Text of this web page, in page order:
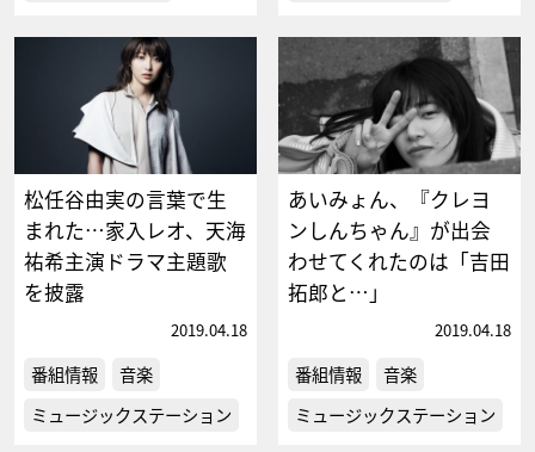
松任谷由実の言葉で生
まれた…家入レオ、天海
祐希主演ドラマ主題歌
を披露
2019.04.18
番組情報
音楽
ミュージックステーション
あいみょん、『クレヨ
ンしんちゃん』が出会
わせてくれたのは「吉田
拓郎と…」
2019.04.18
番組情報
音楽
ミュージックステーション